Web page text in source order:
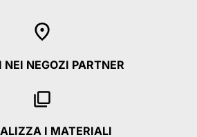
NEI NEGOZI PARTNER
I MATERIALI